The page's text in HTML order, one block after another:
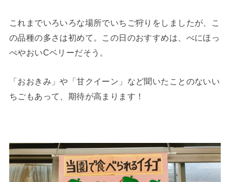
これまでいろいろな場所でいちご狩りをしましたが、こ
の品種の多さは初めて。この日のおすすめは、べにほっ
ぺやおいCベリーだそう。
「おおきみ」や「甘クイーン」など聞いたことのないい
ちごもあって、期待が高まります！